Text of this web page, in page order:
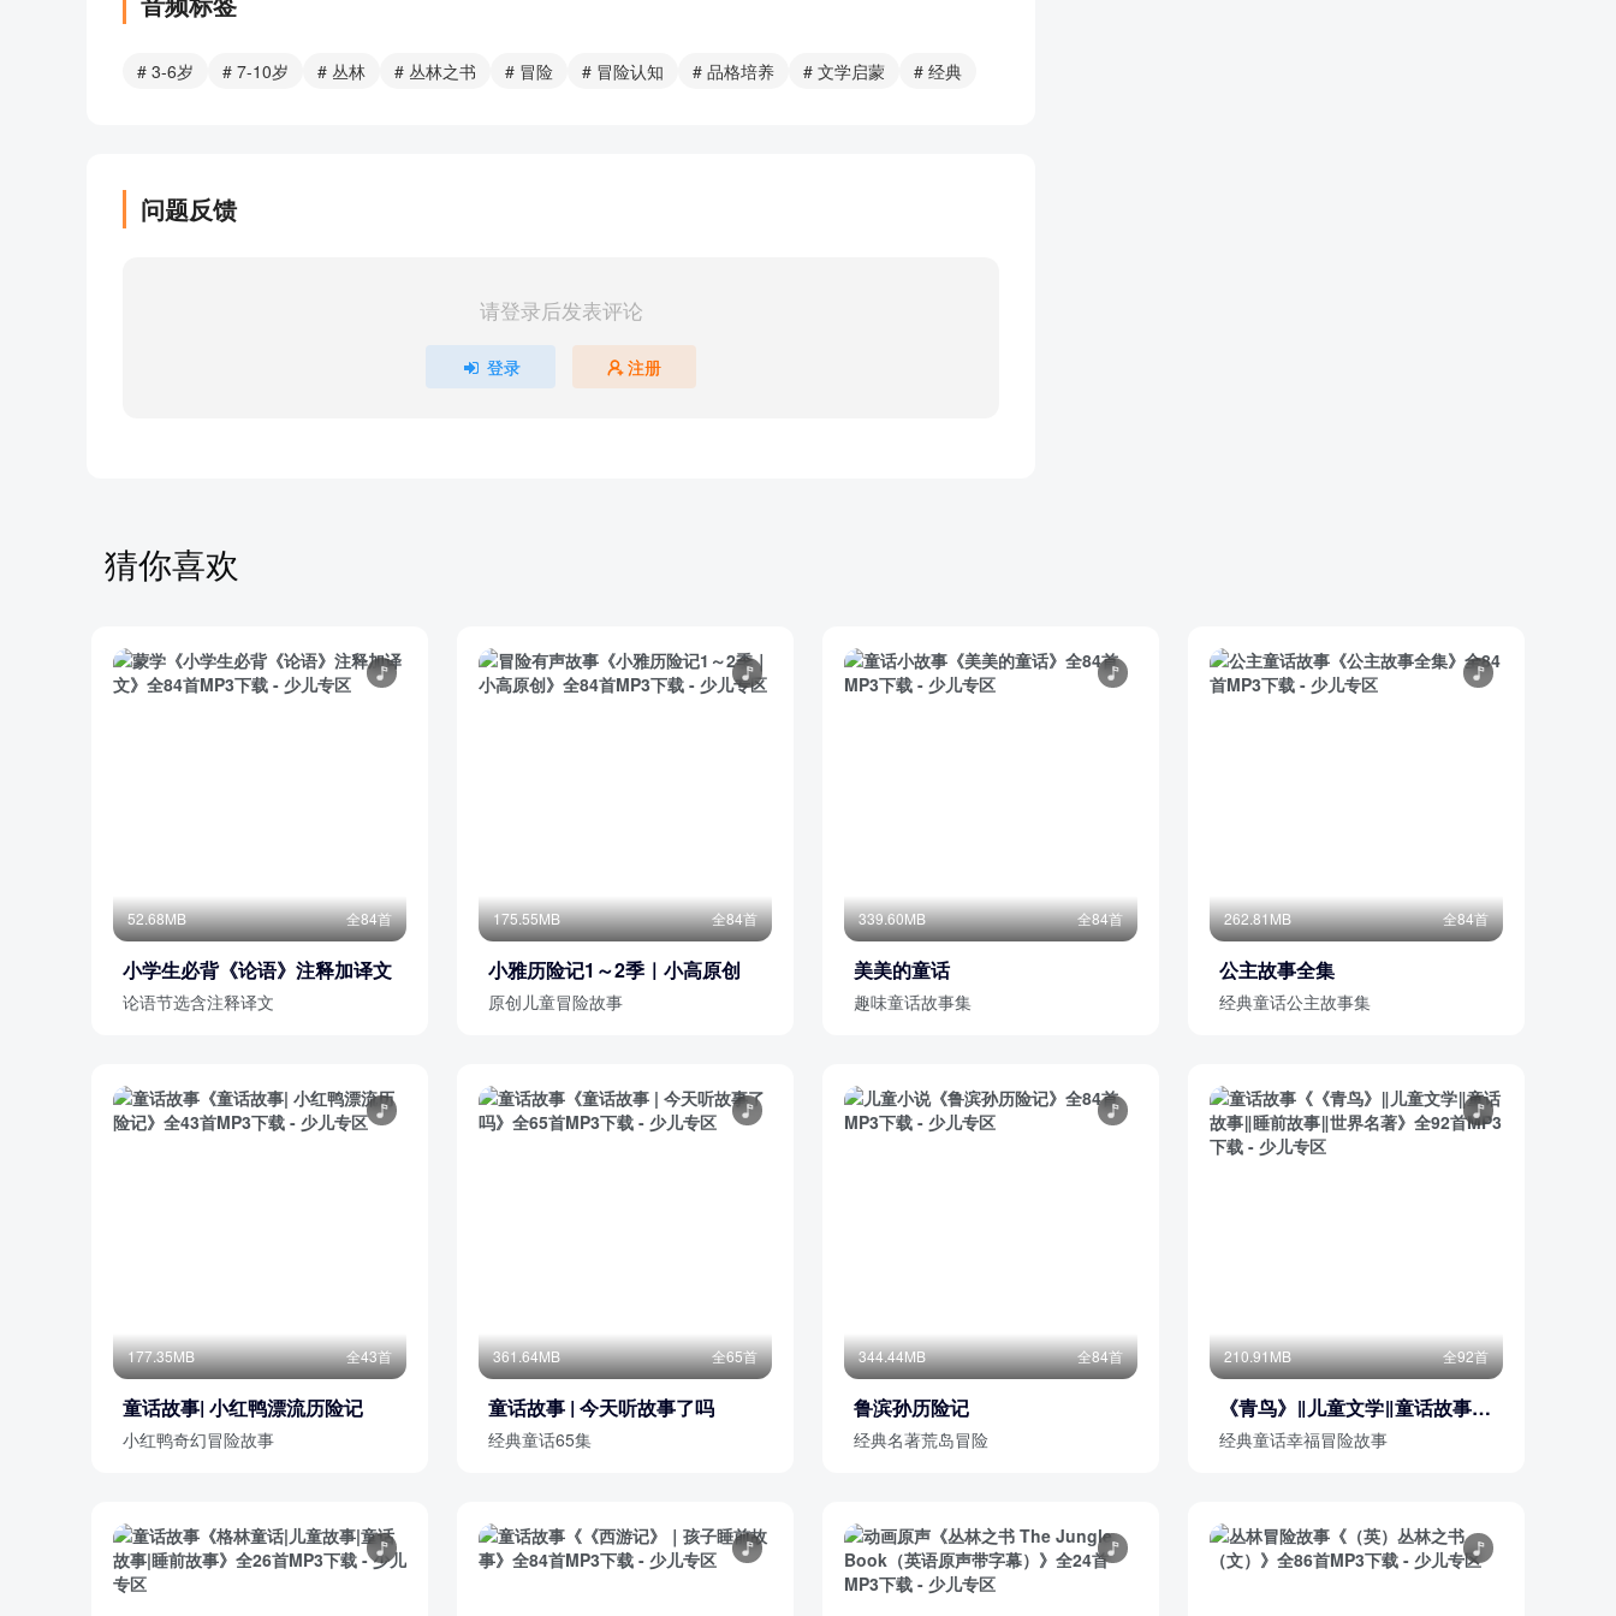
2蟒蛇卡阿捕猎3
2蟒蛇卡阿捕猎4
2蟒蛇卡阿捕猎8
2蟒蛇卡阿捕猎9
4让丛林进入2
4让丛林进入3
4让丛林进入5
部分目录展示 ▶ 下载后解锁 84 首完整音频
# 3-6岁 # 7-10岁 # 丛林 # 丛林之书 # 冒险 # 冒险认知 # 品格培养 # 文学启蒙 # 经典
问题反馈
请登录后发表评论
登录 注册
猜你喜欢
52.68MB 全84首
小学生必背《论语》注释加译文
论语节选含注释译文
175.55MB 全84首
小雅历险记1～2季｜小高原创
原创儿童冒险故事
339.60MB 全84首
美美的童话
趣味童话故事集
262.81MB 全84首
公主故事全集
经典童话公主故事集
177.35MB 全43首
童话故事| 小红鸭漂流历险记
小红鸭奇幻冒险故事
361.64MB 全65首
童话故事 | 今天听故事了吗
经典童话65集
344.44MB 全84首
鲁滨孙历险记
经典名著荒岛冒险
210.91MB 全92首
《青鸟》‖儿童文学‖童话故事‖
睡前故事‖世界名著
经典童话幸福冒险故事